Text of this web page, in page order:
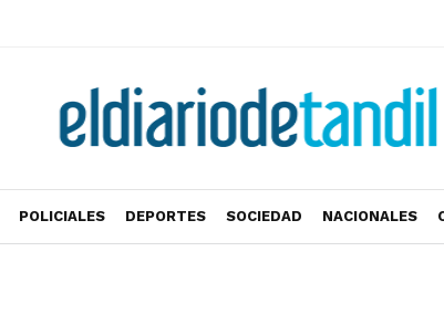
POLICIALES DEPORTES SOCIEDAD NACIONALES